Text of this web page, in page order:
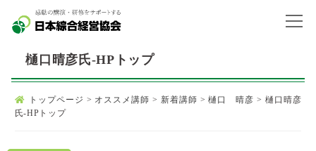
樋口晴彦氏-HPトップ
トップページ > オススメ講師 > 新着講師 >樋口 晴彦 > 樋口晴彦
氏-HPトップ